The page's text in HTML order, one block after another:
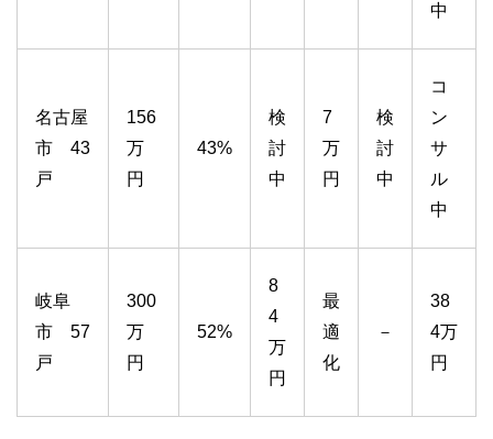
中
名古屋
市 43
戸
156
万
円
43%
検
討
中
7
万
円
検
討
中
コ
ン
サ
ル
中
岐阜
市 57
戸
300
万
円
52%
8
4
万
円
最
適
化
－
38
4万
円